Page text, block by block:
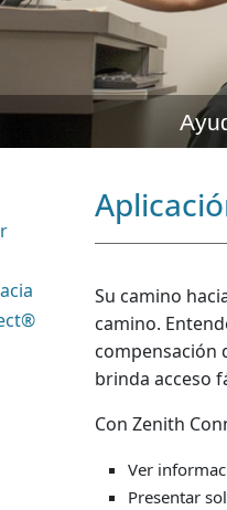
Su camino
camino.
compensación
brinda acceso
Con Zenith
Ver
Presentar